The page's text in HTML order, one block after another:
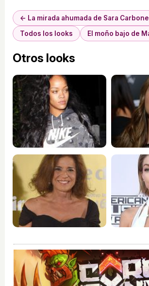
← La mirada ahumada de Sara
Todos los looks
El moño bajo de
Otros looks